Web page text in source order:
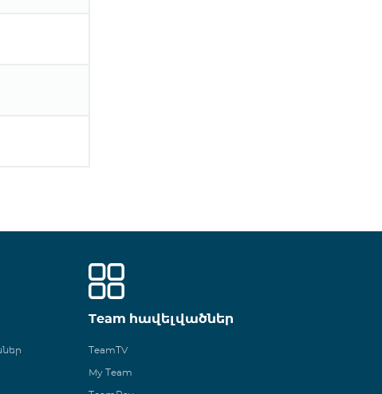
Team հավելվածներ
TeamTV
My Team